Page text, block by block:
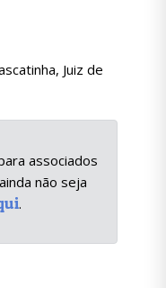
Juiz de
associados
não seja
.